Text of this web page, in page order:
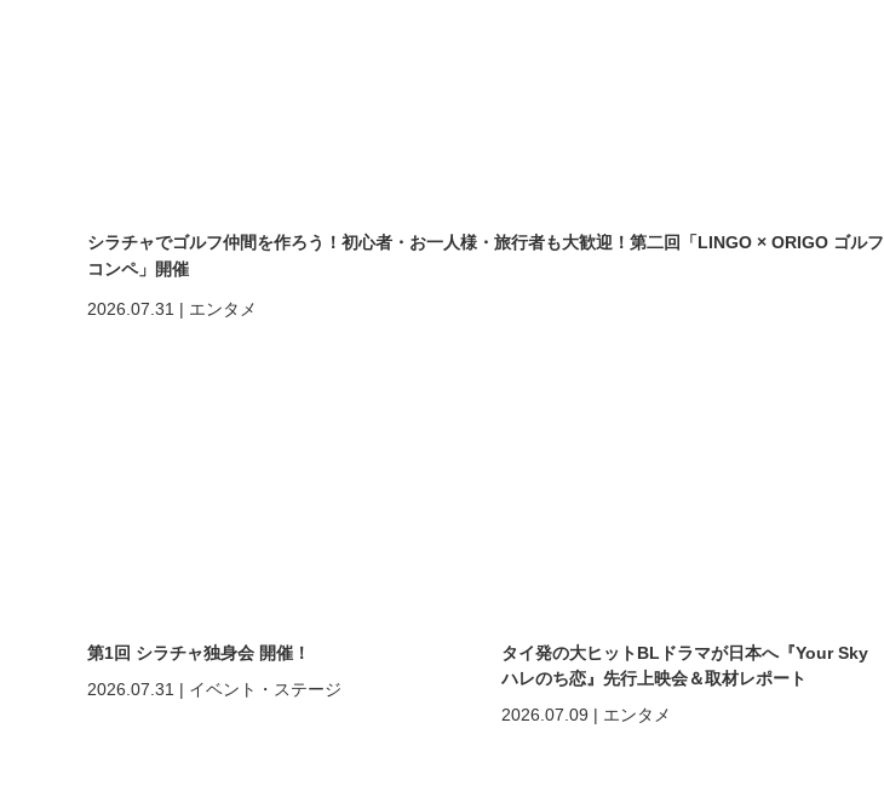
シラチャでゴルフ仲間を作ろう！初心者・お一人様・旅行者も大歓迎！第二回「LINGO × ORIGO ゴルフ
コンペ」開催
2026.07.31 | エンタメ
第1回 シラチャ独身会 開催！
2026.07.31 | イベント・ステージ
タイ発の大ヒットBLドラマが日本へ『Your Sky
ハレのち恋』先行上映会＆取材レポート
2026.07.09 | エンタメ